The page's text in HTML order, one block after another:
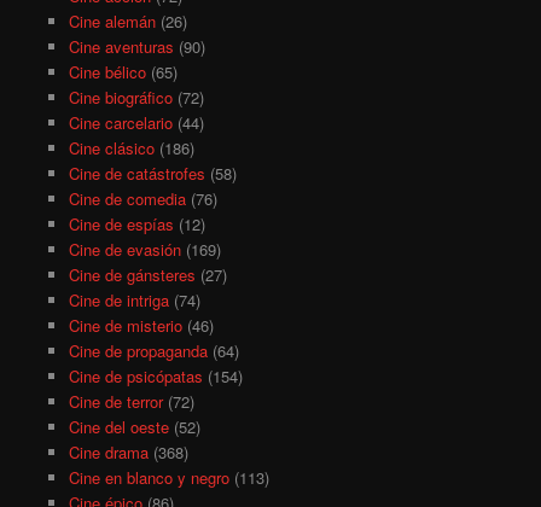
Cine alemán(26)
Cine aventuras (90)
Cine bélico(65)
Cine biográfico(72)
Cine carcelario(44)
Cine clásico(186)
Cine de catástrofes (58)
Cine de comedia(76)
Cine de espías (12)
Cine de evasión(169)
Cine de gánsteres (27)
Cine de intriga(74)
Cine de misterio(46)
Cine de propaganda(64)
Cine de psicópatas (154)
Cine de terror(72)
Cine del oeste(52)
Cine drama(368)
Cine en blanco y negro(113)